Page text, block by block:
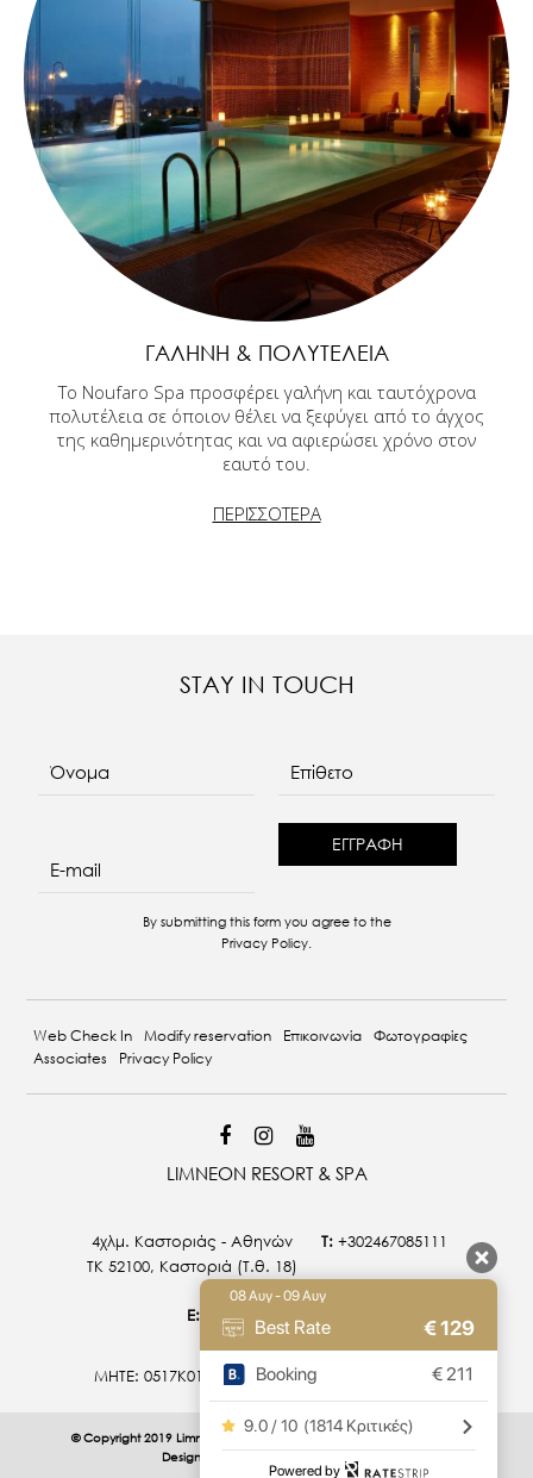
ΓΑΛΉΝΗ & ΠΟΛΥΤΈΛΕΙΑ
Το Noufaro Spa προσφέρει γαλήνη και ταυτόχρονα
πολυτέλεια σε όποιον θέλει να ξεφύγει από το άγχος
της καθημερινότητας και να αφιερώσει χρόνο στον
εαυτό του.
ΠΕΡΙΣΣΟΤΕΡΑ
STAY IN TOUCH
By submitting this form you agree to the
Privacy Policy.
Web Check In Modify reservation Επικοινωνία
Φωτογραφίες
Associates
Privacy Policy
LIMNEON RESORT & SPA
4χλμ. Καστοριάς - Αθηνών
ΤΚ 52100, Καστοριά (T.θ. 18)
T: +302467085111
E: info@limneon.com
MHTE: 0517Κ015Α0027800 | 0517Κ014Α0026900
© Copyright 2019 Limneon Resort & Spa All Rights Reserved |
Design & Development by
Think
08 Αυγ - 09 Αυγ
Best Rate €129
Booking € 211
9.0 / 10 (1814 Κριτικές)
Powered by